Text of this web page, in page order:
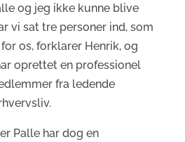
og jeg ikke kunne blive
vi sat tre personer ind, som
os, forklarer Henrik, og
oprettet en professionel
fra ledende
Palle har dog en